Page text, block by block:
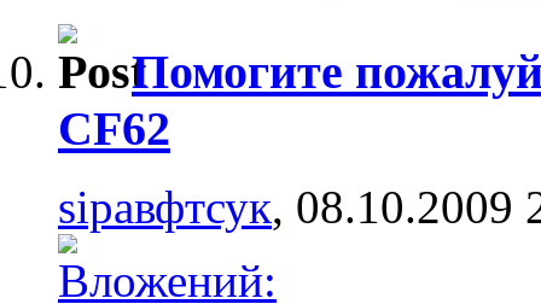
Помогите
CF62
sipaвфтсук, 08.10.2009